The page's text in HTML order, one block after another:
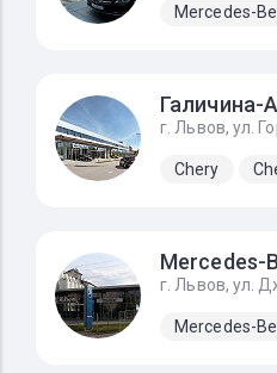
Mercedes-
Галичина-
г. Львов, ул.
Chery
г. Львов, ул.
Mercedes-